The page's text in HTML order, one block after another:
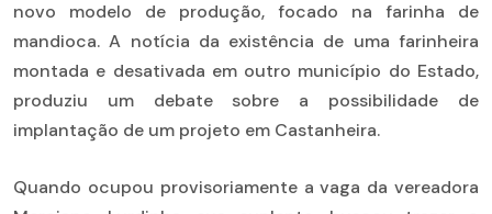
novo modelo de produção, focado na farinha de
mandioca. A notícia da existência de uma farinheira
montada e desativada em outro município do Estado,
produziu um debate sobre a possibilidade de
implantação de um projeto em Castanheira.
Quando ocupou provisoriamente a vaga da vereadora